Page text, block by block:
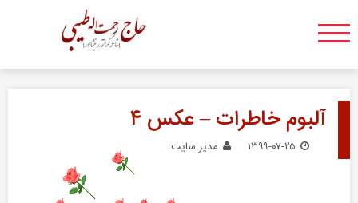
آلبوم خاطرات – عکس ۴
۱۳۹۹-۰۷-۲۵ مدیر سایت